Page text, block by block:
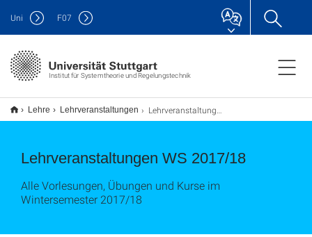
Institut für Systemtheorie und Regelungstechnik
Uni F07
Lehre Lehrveranstaltungen Lehrveranstaltungen WS 2017/18
Lehrveranstaltungen WS 2017/18
Alle Vorlesungen, Übungen und Kurse im
Wintersemester 2017/18